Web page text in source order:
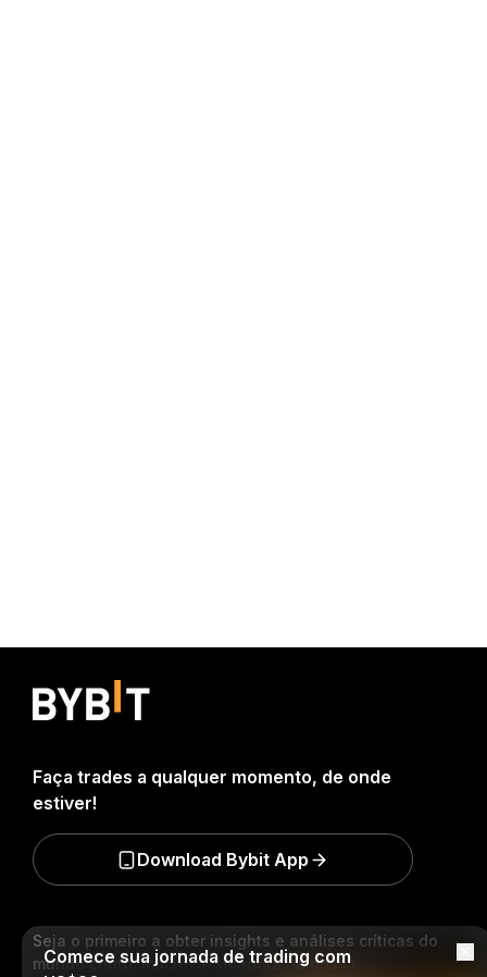
Seja o primeiro a obter insights e análises críticas do
mundo cripto: inscreva-se agora na nossa
Faça trades a qualquer momento, de onde
estiver!
Download Bybit App
Comece sua jornada de trading com